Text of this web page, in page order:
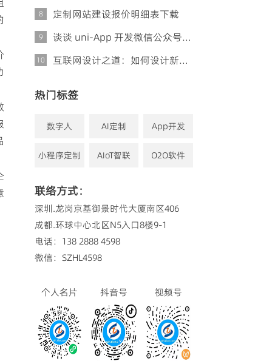
8 定制网站建设报价明细表下载
9 谈谈 uni-App 开发微信公众号的那点事
10 互联网设计之道：如何设计新闻类型的门户网站
热门标签
数字人 AI定制 App开发
小程序定制 AIoT智联 O2O软件
联络方式：
深圳.龙岗京基御景时代大厦南区406
成都.环球中心北区N5入口8楼9-1
电话：138 2888 4598
微信：SZHL4598
个人名片 抖音号 视频号